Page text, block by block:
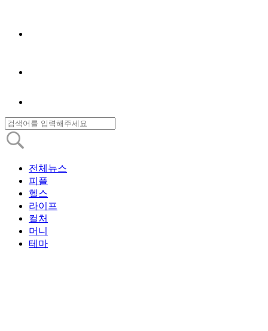
전체뉴스
피플
헬스
라이프
컬처
머니
테마